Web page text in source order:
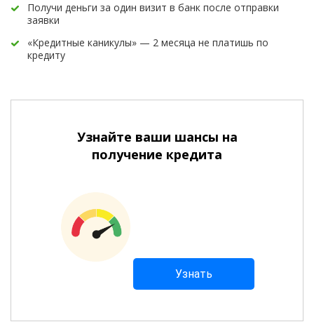
Получи деньги за один визит в банк после отправки
заявки
«Кредитные каникулы» — 2 месяца не платишь по
кредиту
Узнайте ваши шансы на
получение кредита